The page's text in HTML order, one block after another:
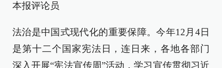
本报评论员
法治是中国式现代化的重要保障。今年12月4日
是第十二个国家宪法日，连日来，各地各部门
深入开展“宪法宣传周”活动，学习宣传贯彻习近